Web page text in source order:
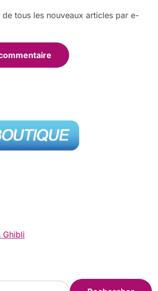
de tous les nouveaux articles par e-
Ghibli